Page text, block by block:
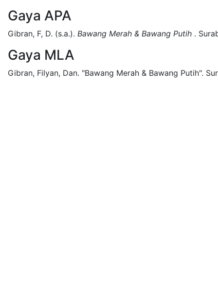
Gaya APA
Gibran, F, D. (s.a.). Bawang Merah & Bawang Putih .
Gaya MLA
Gibran, Filyan, Dan. "Bawang Merah & Bawang Putih".